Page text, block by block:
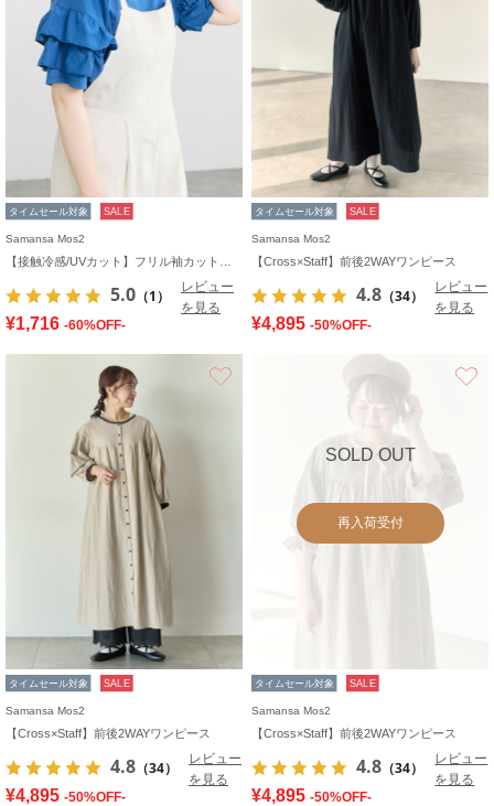
タイムセール対象 SALE
Samansa Mos2
5.0 （1）
レビュー
を見る
¥1,716 -60%OFF-
タイムセール対象 SALE
Samansa Mos2
【Cross×Staff】前後2WAYワンピース
4.8 （34）
レビュー
を見る
¥4,895 -50%OFF-
タイムセール対象 SALE
Samansa Mos2
【Cross×Staff】前後2WAYワンピース
4.8 （34）
レビュー
を見る
¥4,895 -50%OFF-
SOLD OUT
再入荷受付
タイムセール対象 SALE
Samansa Mos2
【Cross×Staff】前後2WAYワンピース
4.8 （34）
レビュー
を見る
¥4,895 -50%OFF-